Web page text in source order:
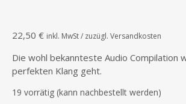
22,50 € inkl. MwSt / zuzügl. Versandkosten
Die wohl bekannteste Audio Compilation
perfekten Klang geht.
19 vorrätig (kann nachbestellt werden)